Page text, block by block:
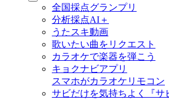
全国採点グランプリ
分析採点AI＋
うたスキ動画
歌いたい曲をリクエスト
カラオケで楽器を弾こう
キョクナビアプリ
スマホがカラオケリモコン
サビだけを気持ちよく『サ